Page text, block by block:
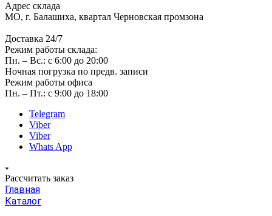
Адрес склада
МО, г. Балашиха, квартал Черновская промзона
Доставка 24/7
Режим работы склада:
Пн. – Вс.: с 6:00 до 20:00
Ночная погрузка по предв. записи
Режим работы офиса
Пн. – Пт.: с 9:00 до 18:00
Telegram
Viber
Viber
Whats App
Рассчитать заказ
Главная
Каталог